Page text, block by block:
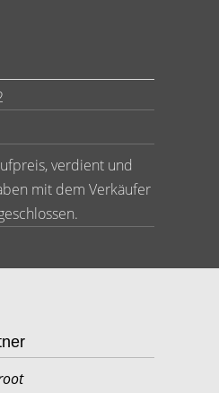
verdient und
mit dem Verkäufer